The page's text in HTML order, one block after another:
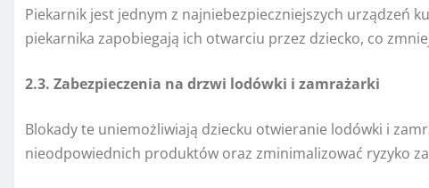
Piekarnik jest jednym z najniebezpieczniejszych urządzeń
piekarnika zapobiegają ich otwarciu przez dziecko, co
2.3. Zabezpieczenia na drzwi lodówki i zamrażarki
Blokady te uniemożliwiają dziecku otwieranie lodówki i
nieodpowiednich produktów oraz zminimalizować ryzyko